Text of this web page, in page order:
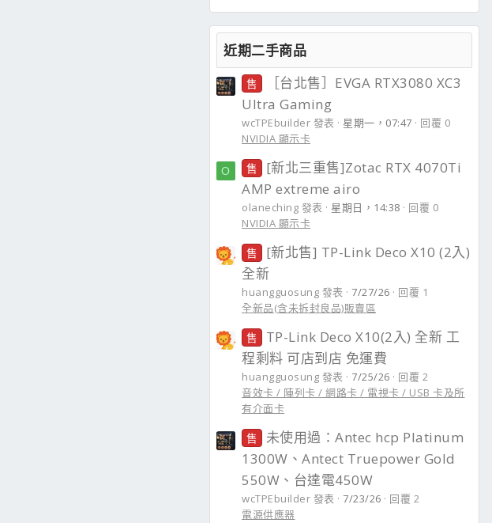
近期二手商品
售
［台北售］EVGA RTX3080 XC3
Ultra Gaming
wcTPEbuilder 發表 星期一，07:47
回覆 0
NVIDIA 顯示卡
O 售
[新北三重售]Zotac RTX 4070Ti
AMP extreme airo
olaneching 發表 星期日，14:38
回覆 0
NVIDIA 顯示卡
售
[新北售] TP-Link Deco X10 (2入)
全新
huangguosung 發表 7/27/26
回覆 1
全新品(含未拆封良品)販賣區
售
TP-Link Deco X10(2入) 全新 工
程剩料 可店到店 免運費
huangguosung 發表 7/25/26
回覆 2
音效卡 / 陣列卡 / 網路卡 / 電視卡 / USB 卡及所
有介面卡
售
未使用過：Antec hcp Platinum
1300W、Antect Truepower Gold
550W、台達電450W
wcTPEbuilder 發表 7/23/26
回覆 2
電源供應器